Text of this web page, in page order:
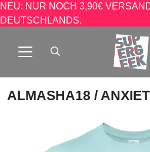
NEU: NUR NOCH 3,90€
DEUTSCHLANDS.
ALMASHA18 /